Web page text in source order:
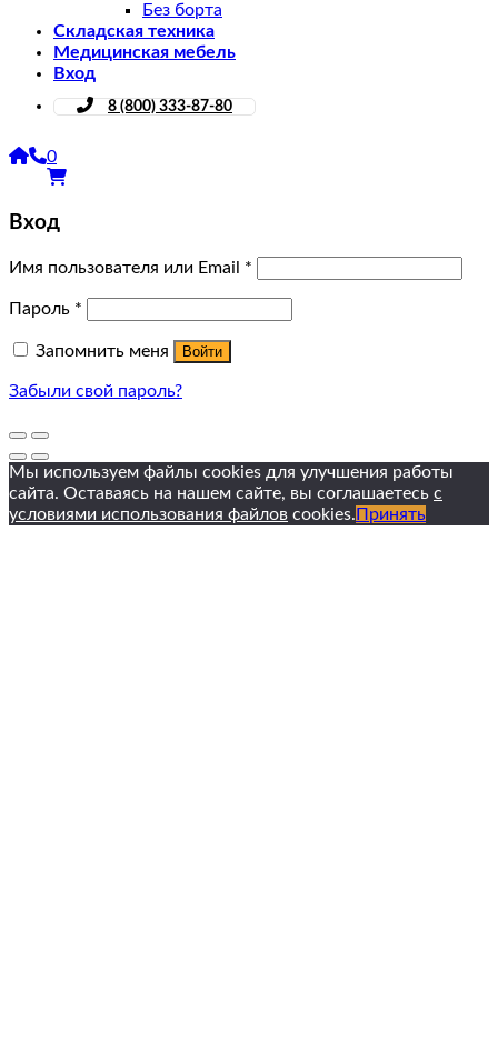
Без борта
Складская техника
Медицинская мебель
Вход
8 (800) 333-87-80
0
Вход
Имя пользователя или Email *
Пароль *
Запомнить меня Войти
Забыли свой пароль?
Мы используем файлы cookies для улучшения работы
сайта. Оставаясь на нашем сайте, вы соглашаетесь с
условиями использования файлов cookies. Принять